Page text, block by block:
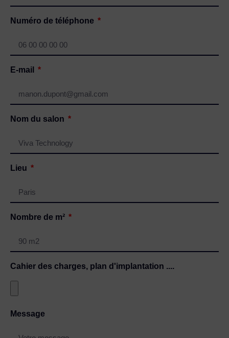
Numéro de téléphone
E-mail
Nom du salon
Lieu
Nombre de m²
Cahier des charges, plan d'implantation ....
Message